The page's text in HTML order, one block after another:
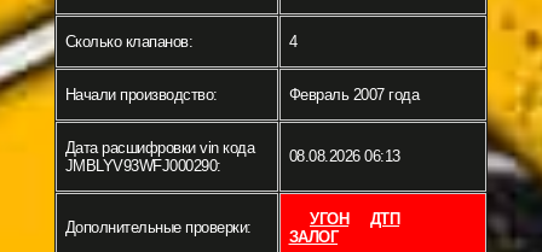
Сколько клапанов: 4
Начали производство: Февраль 2007 года
Дата расшифровки vin кода
JMBLYV93WFJ000290:
08.08.2026 06:13
Дополнительные проверки: УГОН
ДТП
ЗАЛОГ